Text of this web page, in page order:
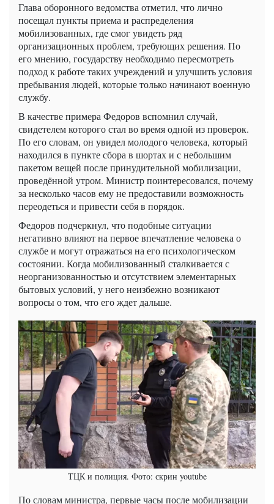
Глава оборонного ведомства отметил, что лично
посещал пункты приема и распределения
мобилизованных, где смог увидеть ряд
организационных проблем, требующих решения. По
его мнению, государству необходимо пересмотреть
подход к работе таких учреждений и улучшить условия
пребывания людей, которые только начинают военную
службу.
В качестве примера Федоров вспомнил случай,
свидетелем которого стал во время одной из проверок.
По его словам, он увидел молодого человека, который
находился в пункте сбора в шортах и с небольшим
пакетом вещей после принудительной мобилизации,
проведённой утром. Министр поинтересовался, почему
за несколько часов ему не предоставили возможность
переодеться и привести себя в порядок.
Федоров подчеркнул, что подобные ситуации
негативно влияют на первое впечатление человека о
службе и могут отражаться на его психологическом
состоянии. Когда мобилизованный сталкивается с
неорганизованностью и отсутствием элементарных
бытовых условий, у него неизбежно возникают
вопросы о том, что его ждет дальше.
ТЦК и полиция. Фото: скрин youtube
По словам министра, первые часы после мобилизации